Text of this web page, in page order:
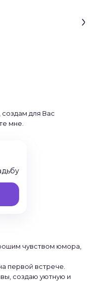
для Вас
мне.
чувством юмора,
первой встрече.
создаю уютную и